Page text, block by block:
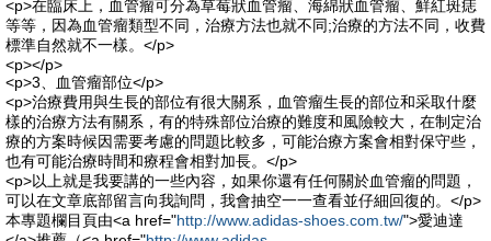
<p>在臨床上，血管瘤可分為草莓狀血管瘤、海綿狀血管瘤、鮮紅斑痣
等等，因為血管瘤類型不同，治療方法也就不同;治療的方法不同，收費
標準自然就不一樣。</p>
<p></p>
<p>3、血管瘤部位</p>
<p>治療費用與生長的部位有很大關系，血管瘤生長的部位和采取什麼
樣的治療方法有關系，有的特殊部位治療的難度和風險較大，在制定治
療的方案時候因需要考慮的問題比較多，可能治療方案會相對保守些，
也有可能治療時間和療程會相對加長。</p>
<p>以上就是我要講的一些內容，如果你還有任何關於血管瘤的問題，
可以在文章底部留言向我詢問，我會抽空一一查看並仔細回復的。</p>
本專題欄目頁由<a href="http://www.adidas-shoes.com.tw/">愛迪達